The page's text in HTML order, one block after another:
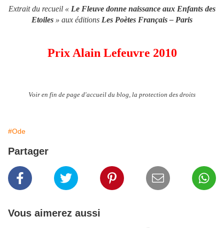
Extrait du recueil « Le Fleuve donne naissance aux Enfants des
Etoiles » aux éditions Les Poètes Français – Paris
Prix Alain Lefeuvre 2010
Voir en fin de page d'accueil du blog, la protection des droits
#Ode
Partager
Vous aimerez aussi